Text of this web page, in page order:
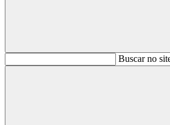
BuscarBuscar no